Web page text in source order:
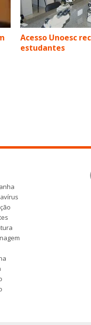
Acesso Unoesc
estudantes